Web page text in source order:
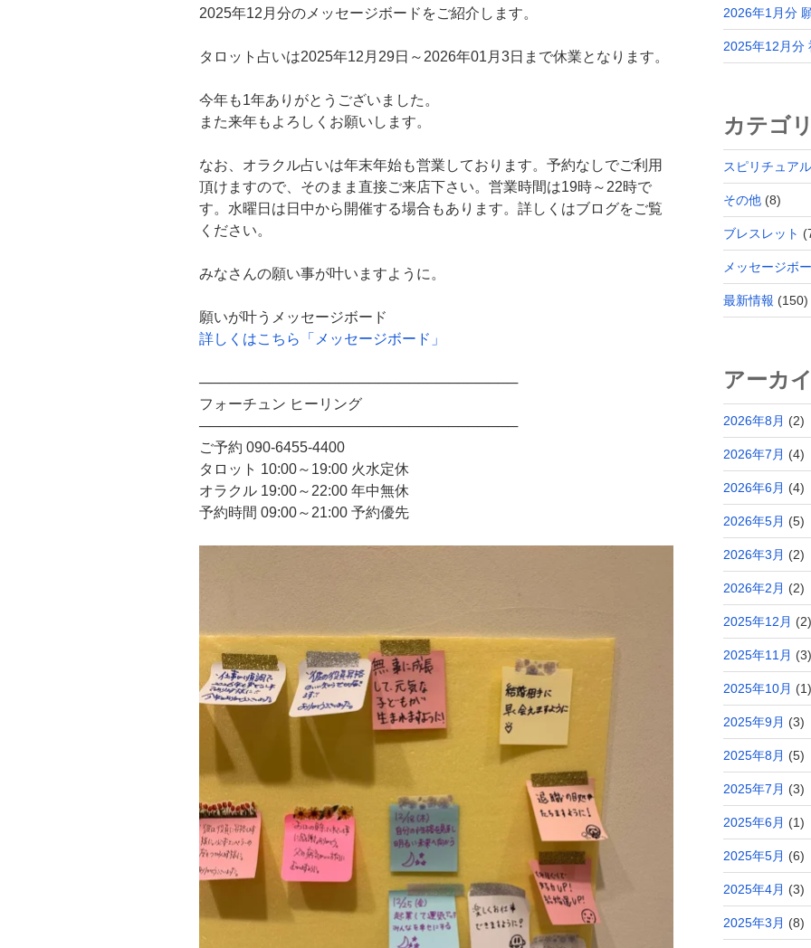
2025年12月分のメッセージボードをご紹介します。
タロット占いは2025年12月29日～2026年01月3日まで休業となります。
今年も1年ありがとうございました。
また来年もよろしくお願いします。
なお、オラクル占いは年末年始も営業しております。予約なしでご利用
頂けますので、そのまま直接ご来店下さい。営業時間は19時～22時で
す。水曜日は日中から開催する場合もあります。詳しくはブログをご覧
ください。
みなさんの願い事が叶いますように。
願いが叶うメッセージボード
詳しくはこちら「メッセージボード」
────────────────────────────────
フォーチュン ヒーリング
────────────────────────────────
ご予約 090-6455-4400
タロット 10:00～19:00 火水定休
オラクル 19:00～22:00 年中無休
予約時間 09:00～21:00 予約優先
2026年1月分
2025年12月分
カテゴ
スピリチュアル
その他(8)
ブレスレット
メッセージボ
最新情報 (150)
アーカ
2026年8月 (2)
2026年7月 (4)
2026年6月 (4)
2026年5月 (5)
2026年3月 (2)
2026年2月 (2)
2025年12月 (2)
2025年11月 (3)
2025年10月 (1)
2025年9月 (3)
2025年8月 (5)
2025年7月 (3)
2025年6月 (1)
2025年5月 (6)
2025年4月 (3)
2025年3月 (8)